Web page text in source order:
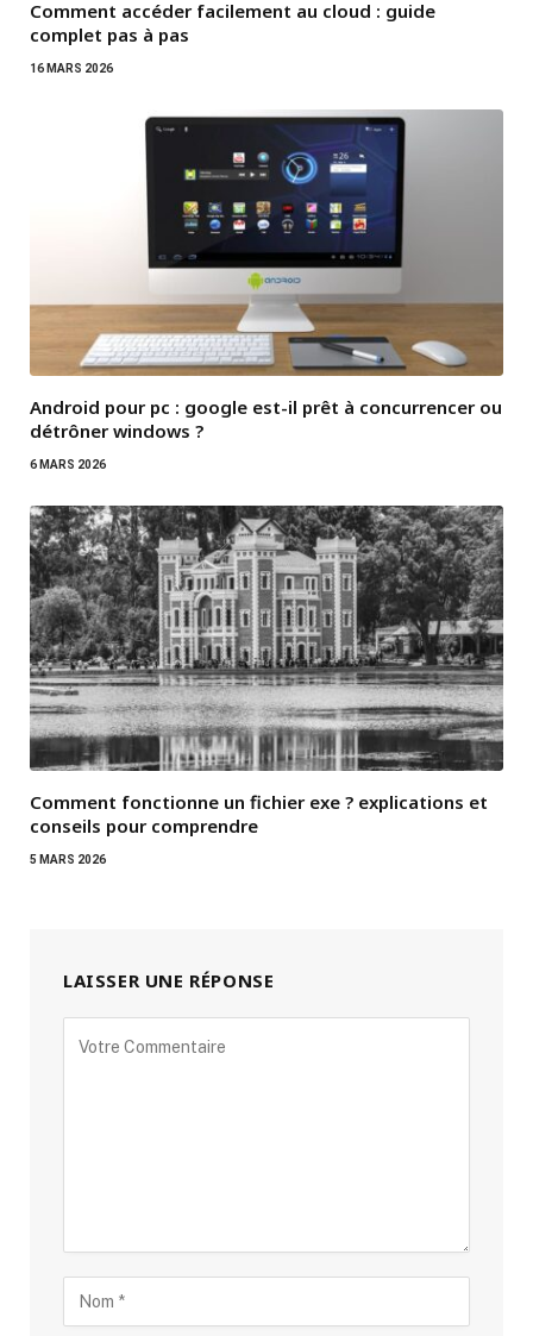
Comment accéder facilement au cloud : guide
complet pas à pas
16 MARS 2026
Android pour pc : google est-il prêt à concurrencer ou
détrôner windows ?
6 MARS 2026
Comment fonctionne un fichier exe ? explications et
conseils pour comprendre
5 MARS 2026
LAISSER UNE RÉPONSE